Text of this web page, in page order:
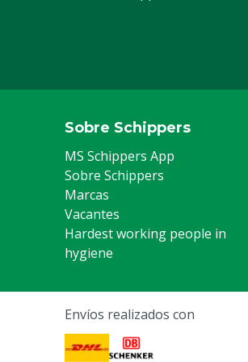
Sobre Schippers
MS Schippers App
Sobre Schippers
Marcas
Vacantes
Hardest working people in
hygiene
Envíos realizados con